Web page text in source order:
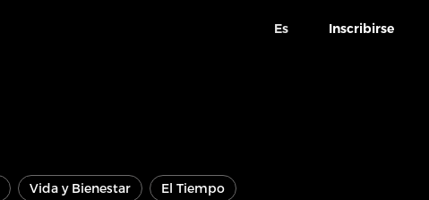
Es Inscribirse
Vida y Bienestar El Tiempo